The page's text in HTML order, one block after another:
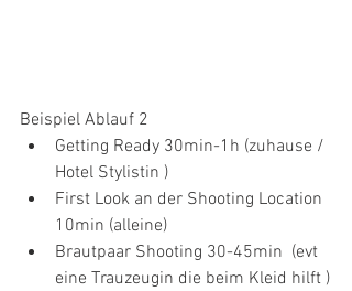
Beispiel Ablauf 2
Getting Ready 30min-1h (zuhause /
Hotel Stylistin )
First Look an der Shooting Location
10min (alleine)
Brautpaar Shooting 30-45min  (evt
eine Trauzeugin die beim Kleid hilft )